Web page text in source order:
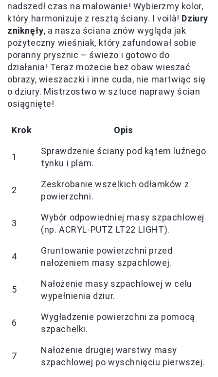
nadszedł czas na malowanie! Wybierzmy kolor,
który harmonizuje z resztą ściany. I voilà! Dziury
zniknęły, a nasza ściana znów wygląda jak
pożyteczny wieśniak, który zafundował sobie
poranny prysznic – świeżo i gotowo do
działania! Teraz możecie bez obaw wieszać
obrazy, wieszaczki i inne cuda, nie martwiąc się
o dziury. Mistrzostwo w sztuce naprawy ścian
osiągnięte!
Krok Opis
1
Sprawdzenie ściany pod kątem luźnego
tynku i plam.
2
Zeskrobanie wszelkich odłamków z
powierzchni.
3
Wybór odpowiedniej masy szpachlowej
(np. ACRYL-PUTZ LT22 LIGHT).
4
Gruntowanie powierzchni przed
nałożeniem masy szpachlowej.
5
Nałożenie masy szpachlowej w celu
wypełnienia dziur.
6
Wygładzenie powierzchni za pomocą
szpachelki.
7
Nałożenie drugiej warstwy masy
szpachlowej po wyschnięciu pierwszej.